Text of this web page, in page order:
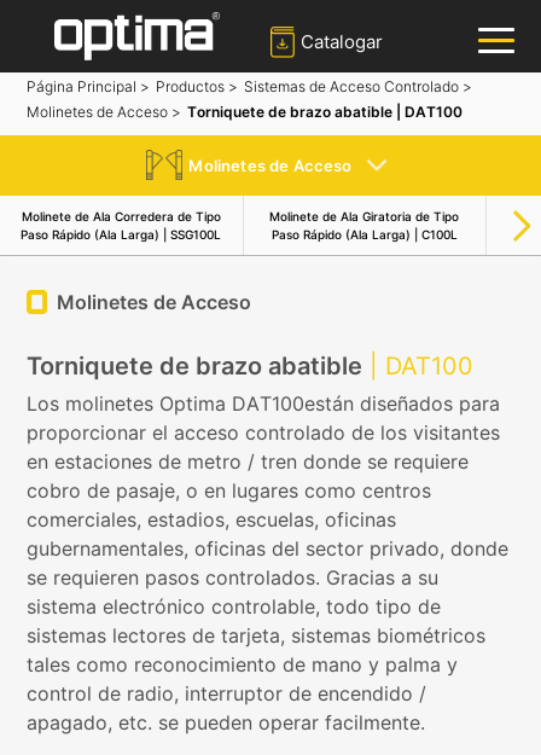
Buscar
Puerta corredera Sistema de reconocimiento de placas
Catalogar
Página Principal > Productos > Sistemas de Acceso Controlado >
Molinetes de Acceso > Torniquete de brazo abatible | DAT100
Molinetes de Acceso
Molinete de Ala Corredera de Tipo
Paso Rápido (Ala Larga) | SSG100L
Molinete de Ala Giratoria de Tipo
Paso Rápido (Ala Larga) | C100L
Molinetes de Acceso
Torniquete de brazo abatible | DAT100
Los molinetes Optima DAT100están diseñados para
proporcionar el acceso controlado de los visitantes
en estaciones de metro / tren donde se requiere
cobro de pasaje, o en lugares como centros
comerciales, estadios, escuelas, oficinas
gubernamentales, oficinas del sector privado, donde
se requieren pasos controlados. Gracias a su
sistema electrónico controlable, todo tipo de
sistemas lectores de tarjeta, sistemas biométricos
tales como reconocimiento de mano y palma y
control de radio, interruptor de encendido /
apagado, etc. se pueden operar facilmente.